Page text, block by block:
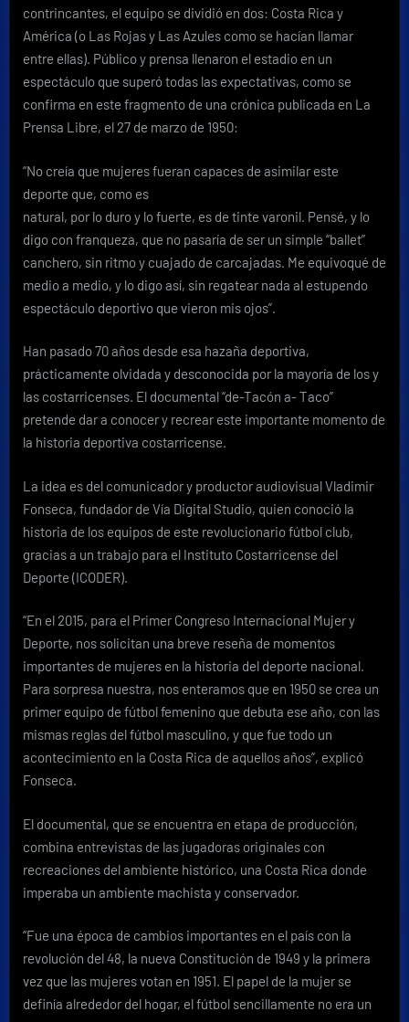
contrincantes, el equipo se dividió en dos: Costa Rica y
América (o Las Rojas y Las Azules como se hacían llamar
entre ellas). Público y prensa llenaron el estadio en un
espectáculo que superó todas las expectativas, como se
confirma en este fragmento de una crónica publicada en La
Prensa Libre, el 27 de marzo de 1950:
“No creía que mujeres fueran capaces de asimilar este
deporte que, como es
natural, por lo duro y lo fuerte, es de tinte varonil. Pensé, y lo
digo con franqueza, que no pasaría de ser un simple “ballet”
canchero, sin ritmo y cuajado de carcajadas. Me equivoqué de
medio a medio, y lo digo así, sin regatear nada al estupendo
espectáculo deportivo que vieron mis ojos”.
Han pasado 70 años desde esa hazaña deportiva,
prácticamente olvidada y desconocida por la mayoría de los y
las costarricenses. El documental “de-Tacón a- Taco”
pretende dar a conocer y recrear este importante momento de
la historia deportiva costarricense.
La idea es del comunicador y productor audiovisual Vladimir
Fonseca, fundador de Vía Digital Studio, quien conoció la
historia de los equipos de este revolucionario fútbol club,
gracias a un trabajo para el Instituto Costarricense del
Deporte (ICODER).
“En el 2015, para el Primer Congreso Internacional Mujer y
Deporte, nos solicitan una breve reseña de momentos
importantes de mujeres en la historia del deporte nacional.
Para sorpresa nuestra, nos enteramos que en 1950 se crea un
primer equipo de fútbol femenino que debuta ese año, con las
mismas reglas del fútbol masculino, y que fue todo un
acontecimiento en la Costa Rica de aquellos años”, explicó
Fonseca.
El documental, que se encuentra en etapa de producción,
combina entrevistas de las jugadoras originales con
recreaciones del ambiente histórico, una Costa Rica donde
imperaba un ambiente machista y conservador.
“Fue una época de cambios importantes en el país con la
revolución del 48, la nueva Constitución de 1949 y la primera
vez que las mujeres votan en 1951. El papel de la mujer se
definía alrededor del hogar, el fútbol sencillamente no era un